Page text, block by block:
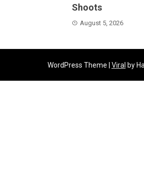
Shoots
August 5, 2026
WordPress Theme | Viral by